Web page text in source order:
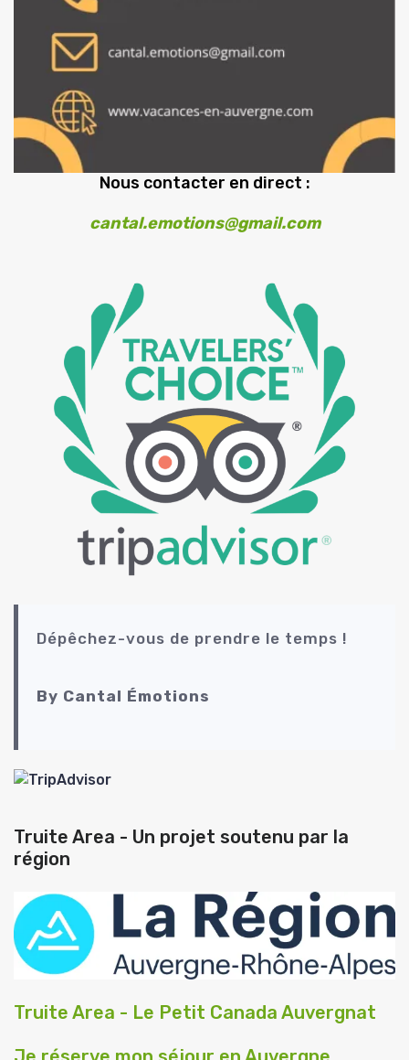
Nous contacter en direct :
cantal.emotions@gmail.com
Dépêchez-vous de prendre le temps !
By Cantal Émotions
Truite Area - Un projet soutenu par la
région
Truite Area - Le Petit Canada Auvergnat